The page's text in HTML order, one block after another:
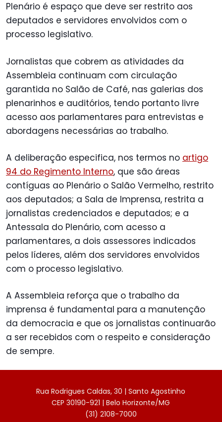
Plenário é espaço que deve ser restrito aos
deputados e servidores envolvidos com o
processo legislativo.
Jornalistas que cobrem as atividades da
Assembleia continuam com circulação
garantida no Salão de Café, nas galerias dos
plenarinhos e auditórios, tendo portanto livre
acesso aos parlamentares para entrevistas e
abordagens necessárias ao trabalho.
A deliberação especifica, nos termos no artigo
94 do Regimento Interno, que são áreas
contíguas ao Plenário o Salão Vermelho, restrito
aos deputados; a Sala de Imprensa, restrita a
jornalistas credenciados e deputados; e a
Antessala do Plenário, com acesso a
parlamentares, a dois assessores indicados
pelos líderes, além dos servidores envolvidos
com o processo legislativo.
A Assembleia reforça que o trabalho da
imprensa é fundamental para a manutenção
da democracia e que os jornalistas continuarão
a ser recebidos com o respeito e consideração
de sempre.
Rua Rodrigues Caldas, 30 | Santo Agostinho
CEP 30190-921 | Belo Horizonte/MG
(31) 2108-7000